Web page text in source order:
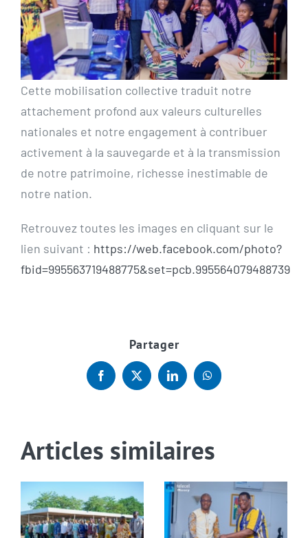
Cette mobilisation collective traduit notre
attachement profond aux valeurs culturelles
nationales et notre engagement à contribuer
activement à la sauvegarde et à la transmission
de notre patrimoine, richesse inestimable de
notre nation.
Retrouvez toutes les images en cliquant sur le
lien suivant : https://web.facebook.com/photo?
fbid=995563719488775&set=pcb.995564079488739
Partager
Facebook
X LinkedInWhatsApp
Articles similaires